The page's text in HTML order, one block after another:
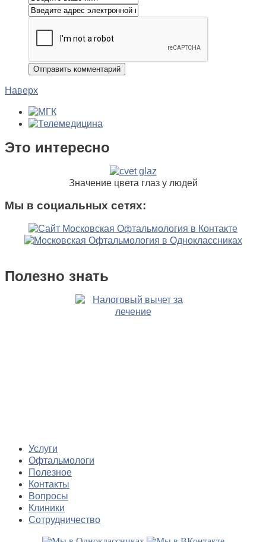
Наверх
Это интересно
Значение цвета глаз у людей
Мы в социальных сетях:
Полезно знать
Услуги
Офтальмологи
Полезное
Контакты
Вопросы
Клиники
Сотрудничество